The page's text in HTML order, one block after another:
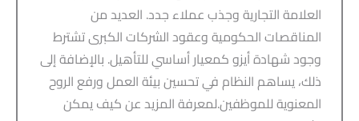
العلامة التجارية وجذب عملاء جدد. العديد من
المناقصات الحكومية وعقود الشركات الكبرى تشترط
وجود شهادة أيزو كمعيار أساسي للتأهيل. بالإضافة إلى
ذلك، يساهم النظام في تحسين بيئة العمل ورفع الروح
المعنوية للموظفين.لمعرفة المزيد عن كيف يمكن